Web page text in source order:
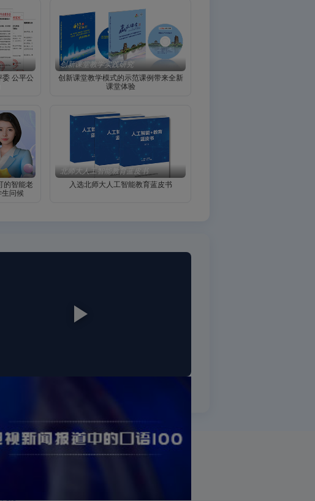
委 公平公
创新课堂教学实践研究
创新课堂教学模式的示范课例带来全新
课堂体验
的智能老
生问候
北师大人工智能教育蓝皮书
入选北师大人工智能教育蓝皮书
司